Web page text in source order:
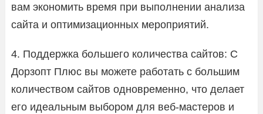
вам экономить время при выполнении анализа
сайта и оптимизационных мероприятий.
4. Поддержка большего количества сайтов: С
Дорзопт Плюс вы можете работать с большим
количеством сайтов одновременно, что делает
его идеальным выбором для веб-мастеров и